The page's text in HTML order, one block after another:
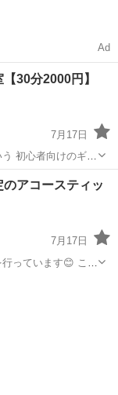
Ad
30分2000円】
7月17日
ことを増やしていき
アコースティッ
7月17日
ています😊 この